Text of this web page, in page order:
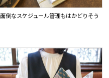
面倒なスケジュール管理もはかどりそう